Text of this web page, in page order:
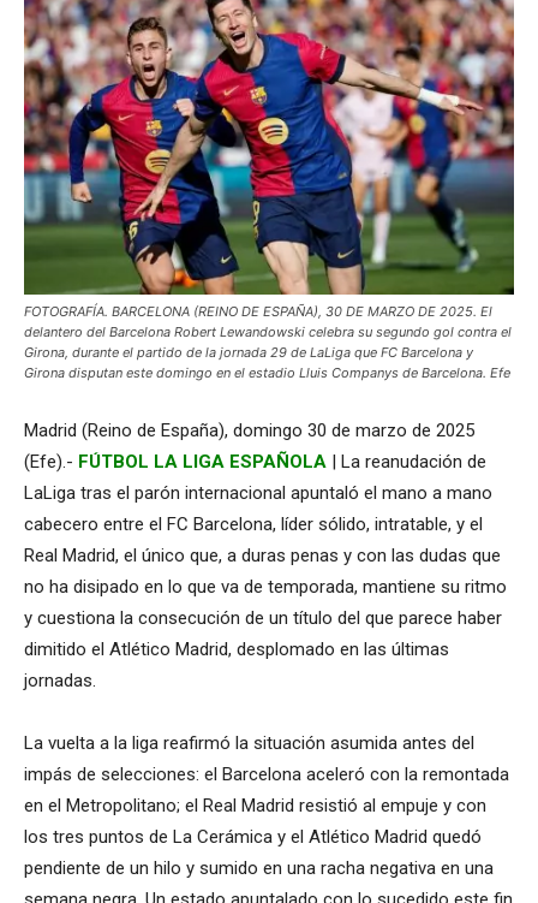
FOTOGRAFÍA. BARCELONA (REINO DE ESPAÑA), 30 DE MARZO DE 2025. El
delantero del Barcelona Robert Lewandowski celebra su segundo gol contra el
Girona, durante el partido de la jornada 29 de LaLiga que FC Barcelona y
Girona disputan este domingo en el estadio Lluis Companys de Barcelona. Efe
Madrid (Reino de España), domingo 30 de marzo de 2025
(Efe).- FÚTBOL LA LIGA ESPAÑOLA | La reanudación de
LaLiga tras el parón internacional apuntaló el mano a mano
cabecero entre el FC Barcelona, líder sólido, intratable, y el
Real Madrid, el único que, a duras penas y con las dudas que
no ha disipado en lo que va de temporada, mantiene su ritmo
y cuestiona la consecución de un título del que parece haber
dimitido el Atlético Madrid, desplomado en las últimas
jornadas.
La vuelta a la liga reafirmó la situación asumida antes del
impás de selecciones: el Barcelona aceleró con la remontada
en el Metropolitano; el Real Madrid resistió al empuje y con
los tres puntos de La Cerámica y el Atlético Madrid quedó
pendiente de un hilo y sumido en una racha negativa en una